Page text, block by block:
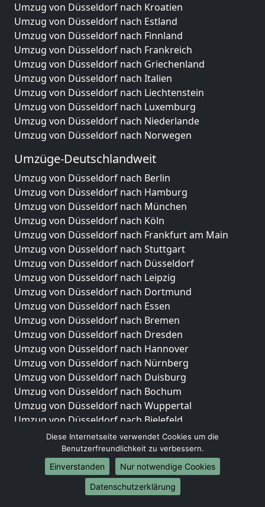
Umzug von Düsseldorf nach Kroatien
Umzug von Düsseldorf nach Estland
Umzug von Düsseldorf nach Finnland
Umzug von Düsseldorf nach Frankreich
Umzug von Düsseldorf nach Griechenland
Umzug von Düsseldorf nach Italien
Umzug von Düsseldorf nach Liechtenstein
Umzug von Düsseldorf nach Luxemburg
Umzug von Düsseldorf nach Niederlande
Umzug von Düsseldorf nach Norwegen
Umzüge-Deutschlandweit
Umzug von Düsseldorf nach Berlin
Umzug von Düsseldorf nach Hamburg
Umzug von Düsseldorf nach München
Umzug von Düsseldorf nach Köln
Umzug von Düsseldorf nach Frankfurt am Main
Umzug von Düsseldorf nach Stuttgart
Umzug von Düsseldorf nach Düsseldorf
Umzug von Düsseldorf nach Leipzig
Umzug von Düsseldorf nach Dortmund
Umzug von Düsseldorf nach Essen
Umzug von Düsseldorf nach Bremen
Umzug von Düsseldorf nach Dresden
Umzug von Düsseldorf nach Hannover
Umzug von Düsseldorf nach Nürnberg
Umzug von Düsseldorf nach Duisburg
Umzug von Düsseldorf nach Bochum
Umzug von Düsseldorf nach Wuppertal
Umzug von Düsseldorf nach Bielefeld
Umzug von Düsseldorf nach Bonn
Umzug von Düsseldorf nach Münster
Internationale-Umzüge
Umzug von Düsseldorf nach Brasilien
Diese Internetseite verwendet Cookies um die
Benutzerfreundlichkeit zu verbessern.
Einverstanden
Nur notwendige Cookies
Datenschutzerklärung